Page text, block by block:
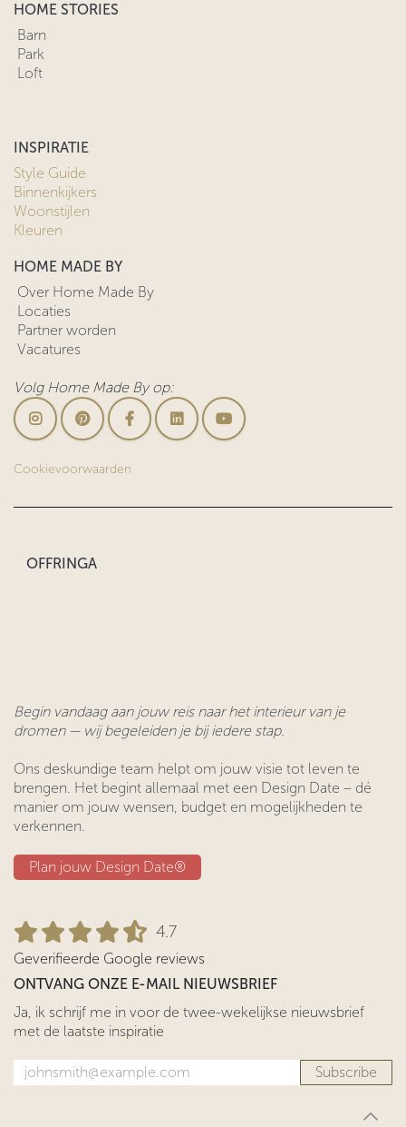
HOME STORIES
Barn
Park
Loft
INSPIRATIE
Style Guide
Binnenkijkers
Woonstijlen
Kleuren
HOME MADE BY
Over Home Made By
Locaties
Partner worden
Vacatures
Volg Home Made By op:
Cookievoorwaarden
OFFRINGA
Begin vandaag aan jouw reis naar het interieur van je
dromen — wij begeleiden je bij iedere stap.
Ons deskundige team helpt om jouw visie tot leven te
brengen. Het begint allemaal met een Design Date – dé
manier om jouw wensen, budget en mogelijkheden te
verkennen.
Plan jouw Design ​​Date®​​
4.7
Geverifieerde Google reviews
ONTVANG ONZE E-MAIL NIEUWSBRIEF
Ja, ik schrijf me in voor de twee-wekelijkse nieuwsbrief
met de laatste inspiratie
Subscribe